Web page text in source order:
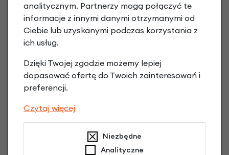
3 miesiące nie płacisz
Raty do 60 miesięcy
Poznaj szczegóły
analitycznym. Partnerzy mogą połączyć te
informacje z innymi danymi otrzymanymi od
Ciebie lub uzyskanymi podczas korzystania z
ich usług.
Dzięki Twojej zgodzie możemy lepiej
dopasować ofertę do Twoich zainteresowań i
preferencji.
Czytaj więcej
Niezbędne
Analityczne